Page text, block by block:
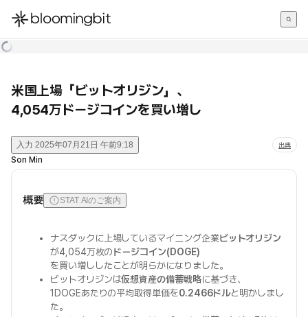
한국어
米国上場「ビットオリジン」、
4,054万ドージコインを買い増し
入力 2025年07月21日 午前9:18 出典
Son Min
概要 STAT AIのご案内
ナスダックに上場しているマイニング企業ビットオリジン
が4,054万枚のドージコイン(DOGE)
を買い増ししたことが明らかになりました。
ビットオリジンは仮想資産の備蓄戦略に基づき、
1DOGEあたりの平均取得単価を0.2466ドルと明かしまし
た。